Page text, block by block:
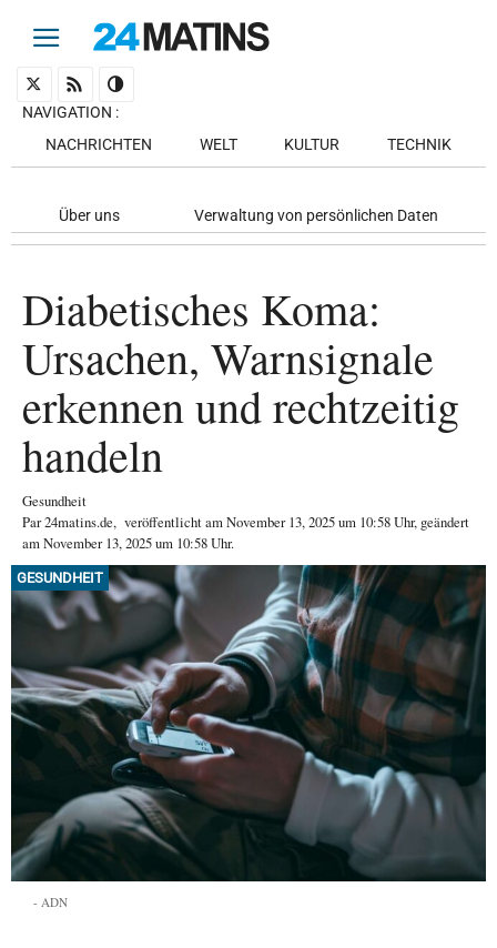
NAVIGATION :
NACHRICHTEN
WELT KULTUR TECHNIK
Über uns Verwaltung von persönlichen Daten
Diabetisches Koma:
Ursachen, Warnsignale
erkennen und rechtzeitig
handeln
Gesundheit
Par24matins.de, veröffentlicht amNovember 13, 2025um 10:58 Uhr, geändert
am November 13, 2025 um 10:58 Uhr.
GESUNDHEIT
ADN